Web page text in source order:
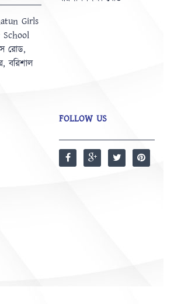
Girls
School
রোড,
বরিশাল
FOLLOW US